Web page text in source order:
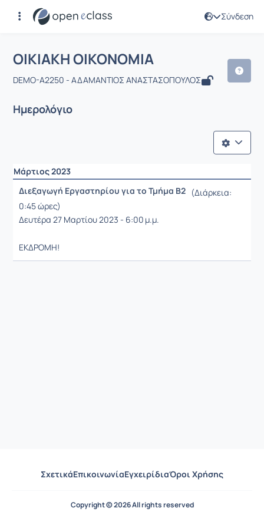
Σύνδεση
Μάθημα : ΟΙΚΙΑΚΗ ΟΙΚΟΝΟΜΙΑ
ΟΙΚΙΑΚΗ ΟΙΚΟΝΟΜΙΑ
DEMO-A2250 - ΑΔΑΜΑΝΤΙΟΣ ΑΝΑΣΤΑΣΟΠΟΥΛΟΣ
Ημερολόγιο
Μάρτιος 2023
Διεξαγωγή Εργαστηρίου για το Τμήμα Β2 (Διάρκεια:
0:45 ώρες)
Δευτέρα 27 Μαρτίου 2023 - 6:00 μ.μ.
ΕΚΔΡΟΜΗ!
ΣχετικάΕπικοινωνίαΕγχειρίδιαΌροι Χρήσης
Copyright © 2026 All rights reserved